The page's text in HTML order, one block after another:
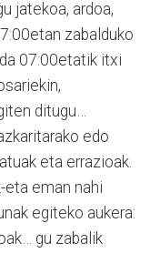
jatekoa, ardoa,
zabalduko
07:00etatik itxi
ditugu…
edo
eta errazioak.
eta eman nahi
egiteko aukera:
gu zabalik